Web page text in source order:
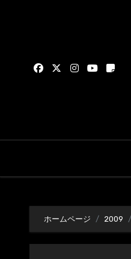
ホームページ 2009